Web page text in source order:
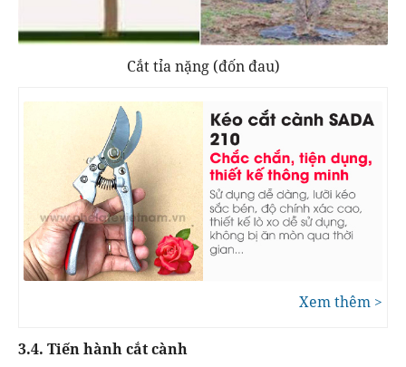
Cắt tỉa nặng (đốn đau)
Xem thêm >
3.4. Tiến hành cắt cành